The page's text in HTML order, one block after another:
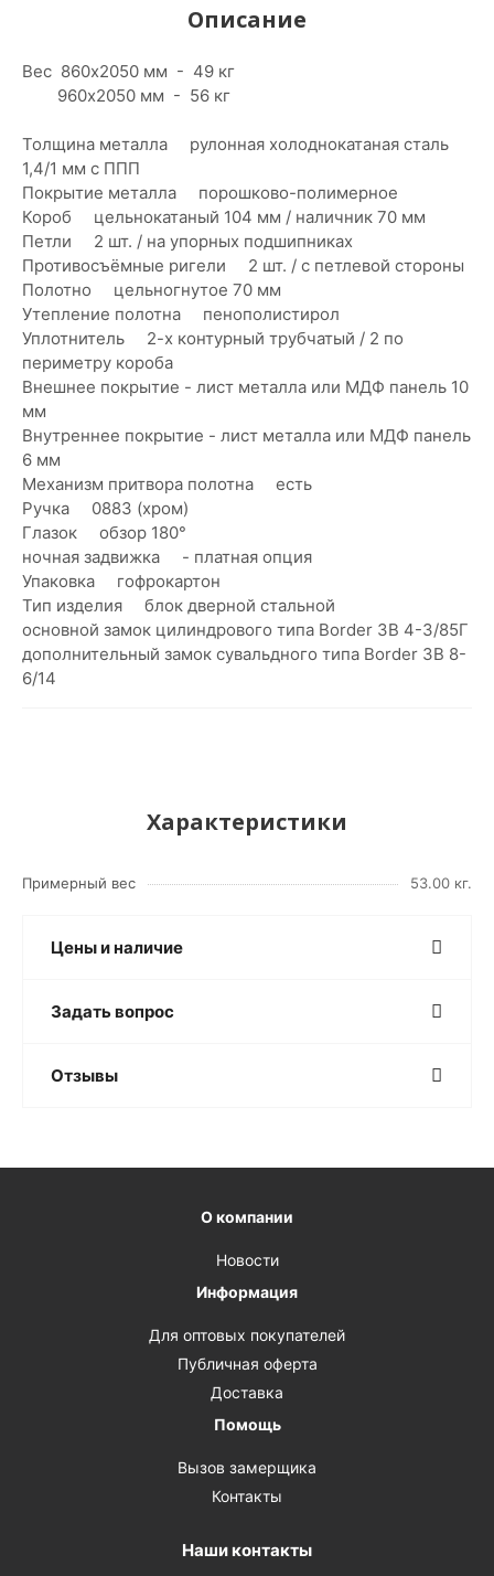
Описание
Вес 860х2050 мм - 49 кг
960х2050 мм - 56 кг
Толщина металла рулонная холоднокатаная сталь
1,4/1 мм с ППП
Покрытие металла порошково-полимерное
Короб цельнокатаный 104 мм / наличник 70 мм
Петли 2 шт. / на упорных подшипниках
Противосъёмные ригели 2 шт. / с петлевой стороны
Полотно цельногнутое 70 мм
Утепление полотна пенополистирол
Уплотнитель 2-х контурный трубчатый / 2 по
периметру короба
Внешнее покрытие - лист металла или МДФ панель 10
мм
Внутреннее покрытие - лист металла или МДФ панель
6 мм
Механизм притвора полотна есть
Ручка 0883 (хром)
Глазок обзор 180°
ночная задвижка - платная опция
Упаковка гофрокартон
Тип изделия блок дверной стальной
основной замок цилиндрового типа Border ЗВ 4-3/85Г
дополнительный замок сувальдного типа Border ЗВ 8-
6/14
Характеристики
Примерный вес 53.00 кг.
Цены и наличие
Задать вопрос
Отзывы
О компании
Новости
Информация
Для оптовых покупателей
Публичная оферта
Доставка
Помощь
Вызов замерщика
Контакты
Наши контакты